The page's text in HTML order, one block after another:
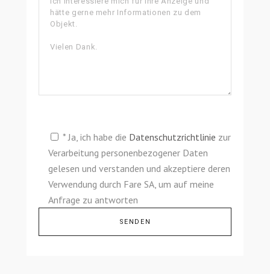
* Ja, ich habe die Datenschutzrichtlinie zur
Verarbeitung personenbezogener Daten
gelesen und verstanden und akzeptiere deren
Verwendung durch Fare SA, um auf meine
Anfrage zu antworten